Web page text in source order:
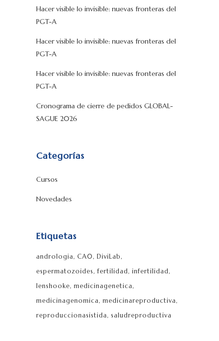
Hacer visible lo invisible: nuevas fronteras del
PGT-A
Hacer visible lo invisible: nuevas fronteras del
PGT-A
Hacer visible lo invisible: nuevas fronteras del
PGT-A
Cronograma de cierre de pedidos GLOBAL-
SAGUE 2026
Categorías
Cursos
Novedades
Etiquetas
andrologia CA0 DiviLab
espermatozoides fertilidad infertilidad
lenshooke medicinagenetica
medicinagenomica medicinareproductiva
reproduccionasistida saludreproductiva